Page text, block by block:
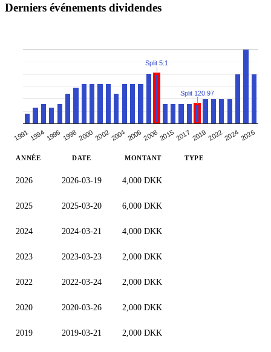
Derniers événements dividendes
19911994 1996 1998200020022004 2006200820152017 2019202220242026
Split 5:1
Split 120:97
ANNÉE DATE MONTANT TYPE
2026 2026-03-19 4,000 DKK
2025 2025-03-20 6,000 DKK
2024 2024-03-21 4,000 DKK
2023 2023-03-23 2,000 DKK
2022 2022-03-24 2,000 DKK
2020 2020-03-26 2,000 DKK
2019 2019-03-21 2,000 DKK